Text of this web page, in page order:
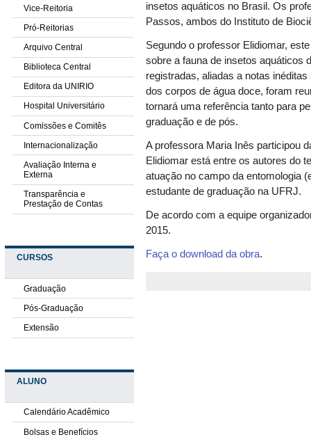
Vice-Reitoria
Pró-Reitorias
Arquivo Central
Biblioteca Central
Editora da UNIRIO
Hospital Universitário
Comissões e Comitês
Internacionalização
Avaliação Interna e
Externa
Transparência e
Prestação de Contas
CURSOS
Graduação
Pós-Graduação
Extensão
ALUNO
Calendário Acadêmico
Bolsas e Benefícios
insetos aquáticos no Brasil. Os
Passos, ambos do Instituto de
Segundo o professor Elidiomar,
sobre a fauna de insetos aquáticos
registradas, aliadas a notas
dos corpos de água doce, foram
tornará uma referência tanto para
graduação e de pós.
A professora Maria Inês participou
Elidiomar está entre os autores do
atuação no campo da entomologia
estudante de graduação na UFRJ.
De acordo com a equipe
2015.
Faça o download da obra.